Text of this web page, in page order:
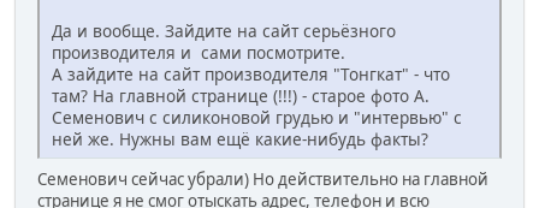
Да и вообще. Зайдите на сайт серьёзного
производителя и сами посмотрите.
А зайдите на сайт производителя "Тонгкат" - что
там? На главной странице (!!!) - старое фото А.
Семенович с силиконовой грудью и "интервью" с
ней же. Нужны вам ещё какие-нибудь факты?
Семенович сейчас убрали) Но действительно на главной
странице я не смог отыскать адрес, телефон и всю